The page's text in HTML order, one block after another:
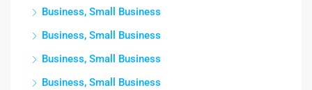
Business, Small Business
Business, Small Business
Business, Small Business
Business, Small Business